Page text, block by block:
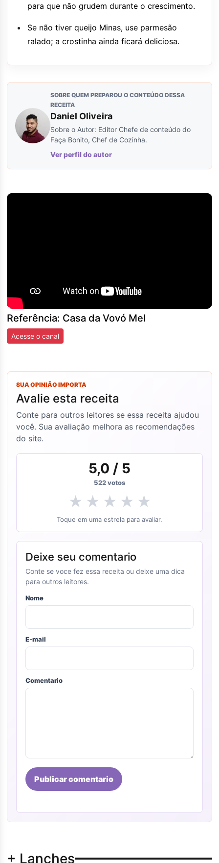
para que não grudem durante o crescimento.
Se não tiver queijo Minas, use parmesão
ralado; a crostinha ainda ficará deliciosa.
SOBRE QUEM PREPAROU O CONTEÚDO DESSA
RECEITA
Daniel Oliveira
Sobre o Autor: Editor Chefe de conteúdo do
Faça Bonito, Chef de Cozinha.
Ver perfil do autor
Referência: Casa da Vovó Mel
Acesse o canal
SUA OPINIÃO IMPORTA
Avalie esta receita
Conte para outros leitores se essa receita ajudou
você. Sua avaliação melhora as recomendações
do site.
5,0 / 5
522votos
★ ★ ★ ★ ★
Toque em uma estrela para avaliar.
Deixe seu comentario
Conte se voce fez essa receita ou deixe uma dica
para outros leitores.
Nome
E-mail
Comentario
Publicar comentario
+ Lanches